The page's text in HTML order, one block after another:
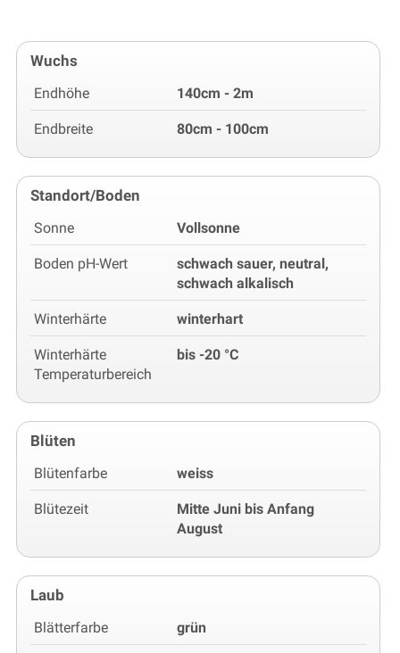
Wuchs
Endhöhe 140cm - 2m
Endbreite 80cm - 100cm
Standort/Boden
Sonne Vollsonne
Boden pH-Wert
schwach sauer, neutral,
schwach alkalisch
Winterhärte winterhart
Winterhärte
Temperaturbereich
bis -20 °C
Blüten
Blütenfarbe weiss
Blütezeit
Mitte Juni bis Anfang
August
Laub
Blätterfarbe grün